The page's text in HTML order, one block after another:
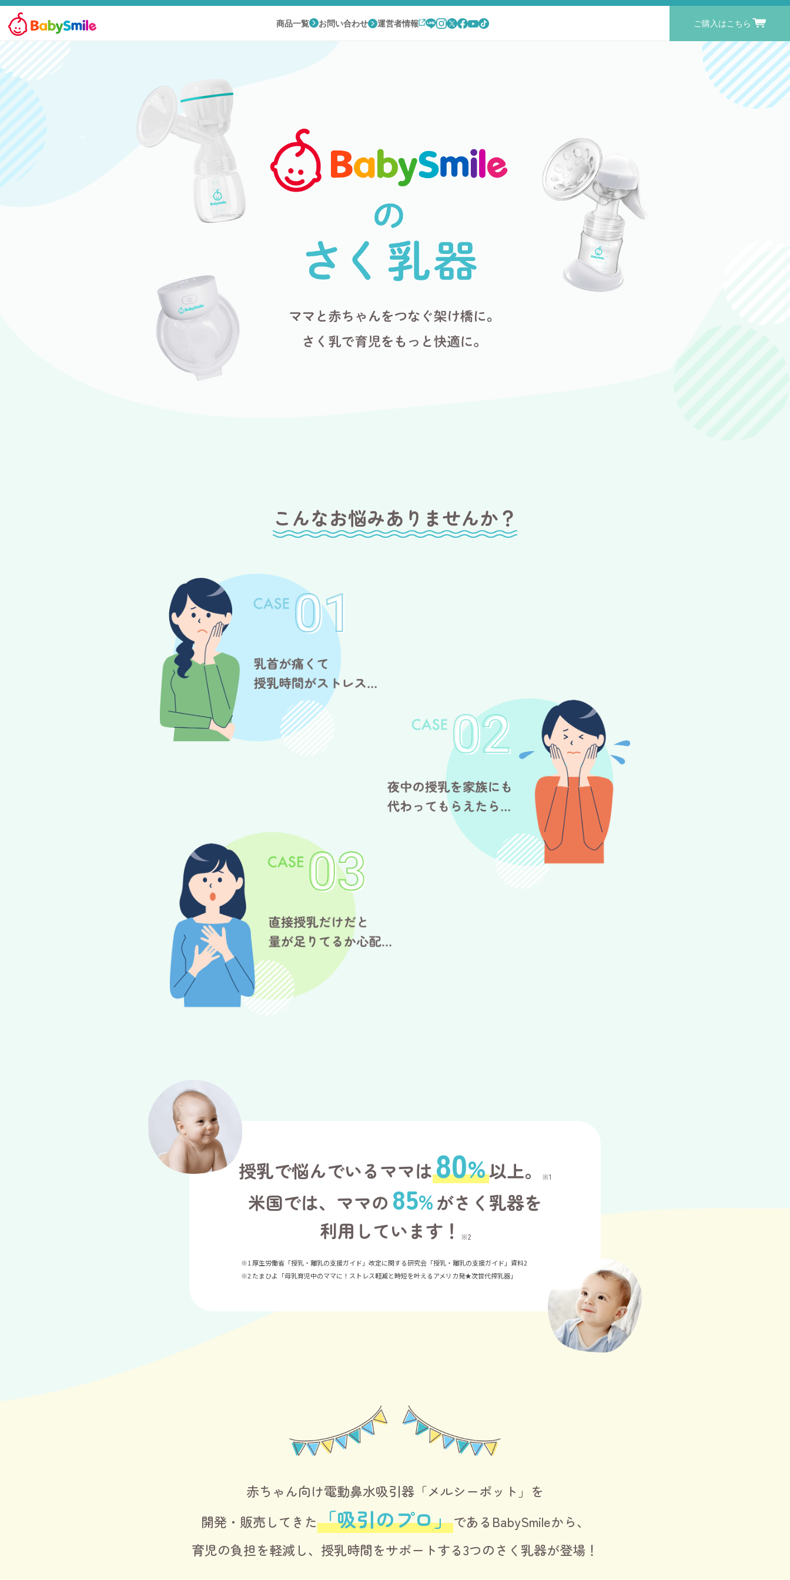
商品一覧 お問い合わせ 運営者情報 ご購入はこちら
こんなお悩みありませんか？
授乳で悩んでいるママは80%以上。 ※1
米国では、ママの 85%がさく乳器を
利用しています！
※2
※1 厚生労働省「授乳・離乳の支援ガイド」改定に関する研究会「授乳・離乳の支援ガイド」資料2
※2 たまひよ「母乳育児中のママに！ストレス軽減と時短を叶えるアメリカ発★次世代搾乳器」
赤ちゃん向け電動鼻水吸引器 「メルシーポット」を
開発・販売してきた「吸引のプロ」である BabySmileから、
育児の負担を軽減し、 授乳時間をサポートする3つのさく乳器が登場！